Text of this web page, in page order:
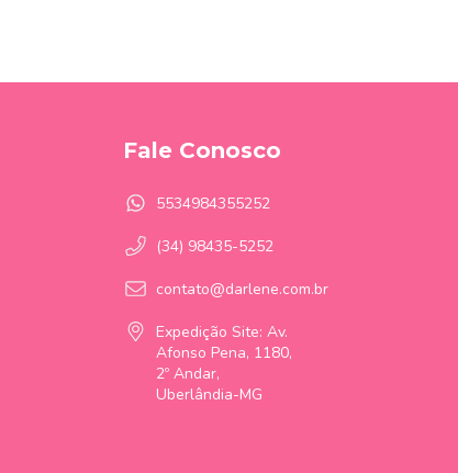
Fale Conosco
5534984355252
(34) 98435-5252
contato@darlene.com.br
Expedição Site: Av.
Afonso Pena, 1180,
2º Andar,
Uberlândia-MG